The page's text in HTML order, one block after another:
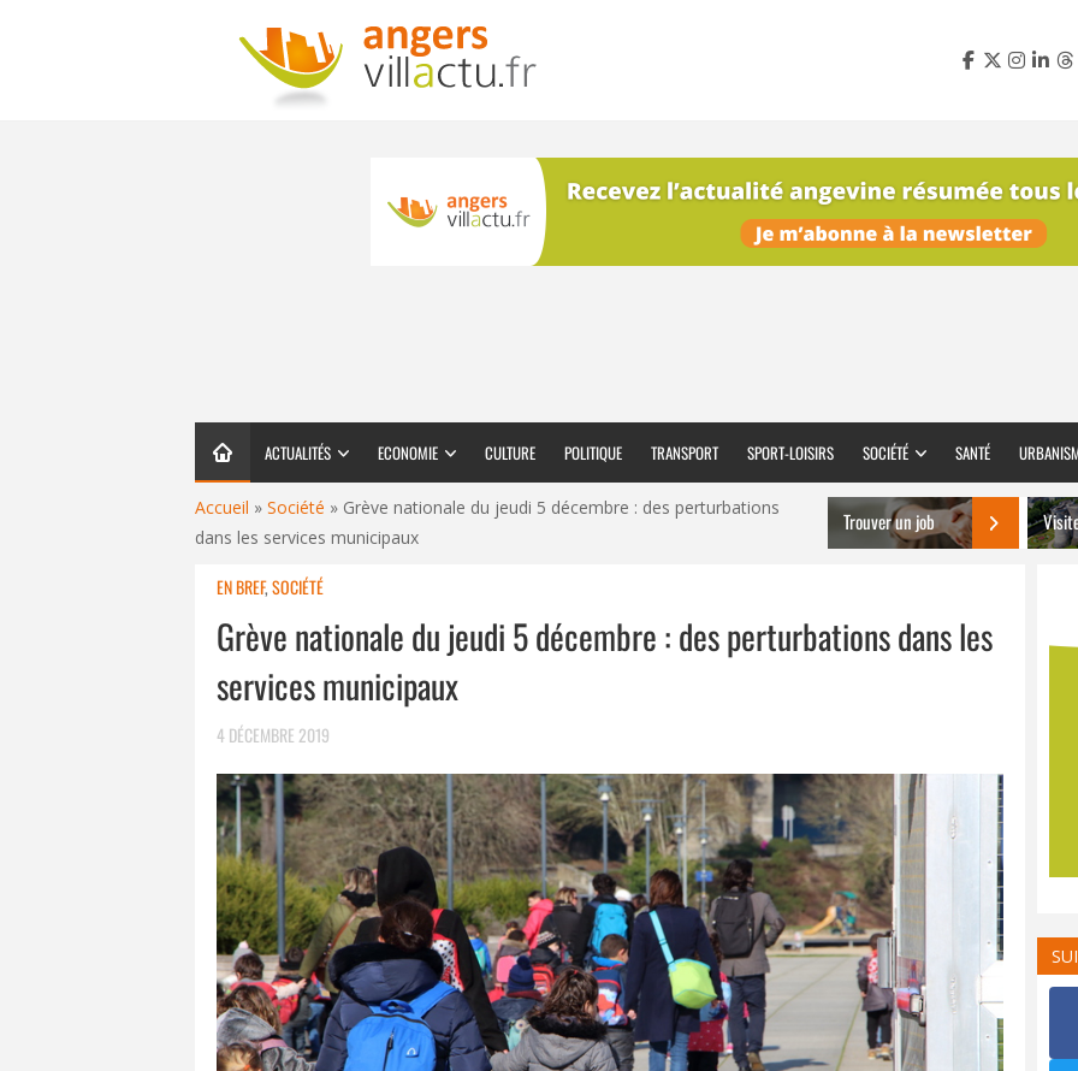
ACTUALITÉS ECONOMIE CULTURE POLITIQUE TRANSPORT SPORT-LOISIRS SOCIÉTÉ SANTÉ
Accueil » Société » Grève nationale du jeudi 5 décembre : des perturbations
dans les services municipaux
Trouver un job
EN BREF,SOCIÉTÉ
Grève nationale du jeudi 5 décembre : des perturbations dans les
services municipaux
4 DÉCEMBRE 2019